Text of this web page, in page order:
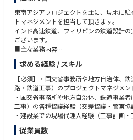
東南アジアプロジェクトを主に、現地に
トマネジメントを担当して頂きます。
インド高速鉄道、フィリピンの鉄道設計
ございます。
■主な業務内容
・土木および建築等に関するプロジェクト
・土木に関する設計業務・工事監理業務
・発注者におけるマネジメント業務・ア
※海外業務は7割、残りの3割は事務仕事な
求める経験 / スキル
【必須】・国交省事務所や地方自治体、
路・鉄道工事）のプロジェクトマネジメ
・国交省事務所や地方自治体、鉄道事業
工事）の各種協議経験（交差協議・警察協
・建設業での現場代理人経験（工事計画
術） ・建築設計、設備（電気・機械等）
【歓迎】 ・技術士もしくは技術士補 ・
従業員数